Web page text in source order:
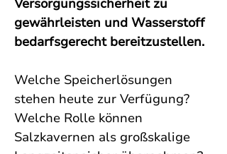
Versorgungssicherheit zu
gewährleisten und Wasserstoff
bedarfsgerecht bereitzustellen.
Welche Speicherlösungen
stehen heute zur Verfügung?
Welche Rolle können
Salzkavernen als großskalige